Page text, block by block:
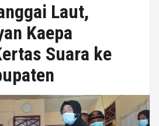
Laut,
Kaepa
Suara ke